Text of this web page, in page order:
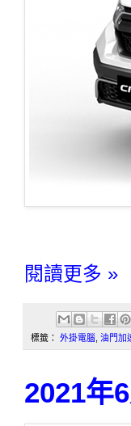
閱讀更多 »
標籤： 外掛電腦 油門加
2021年